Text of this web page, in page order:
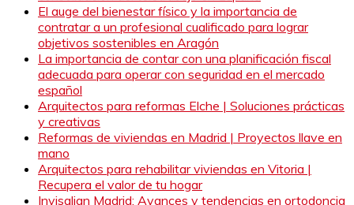
El auge del bienestar físico y la importancia de
contratar a un profesional cualificado para lograr
objetivos sostenibles en Aragón
La importancia de contar con una planificación fiscal
adecuada para operar con seguridad en el mercado
español
Arquitectos para reformas Elche | Soluciones prácticas
y creativas
Reformas de viviendas en Madrid | Proyectos llave en
mano
Arquitectos para rehabilitar viviendas en Vitoria |
Recupera el valor de tu hogar
Invisalign Madrid: Avances y tendencias en ortodoncia